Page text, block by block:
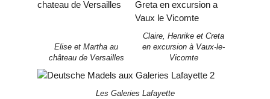
Elise et Martha au
château de Versailles
Claire, Henrike et Creta
en excursion à Vaux-le-
Vicomte
Les Galeries Lafayette